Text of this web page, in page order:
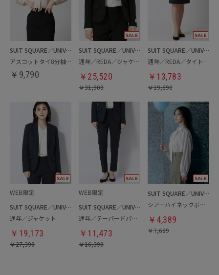
SUIT SQUARE／UNIVERSAL LANGUAGE／WHITE
アスコットタイ8分袖ブラウス
￥ 9,790
SUIT SQUARE／UNIVERSAL LANGUAGE／WHITE
通年／REDA／ジャケット
￥ 25,520
￥31,900
SUIT SQUARE／UNIVERSAL LANGUAGE／WHITE
通年／REDA／タイトスカート
￥ 13,783
￥19,690
SUIT SQUARE／UNIVERSAL LANGUAGE／WHITE
通年／ジャケット
￥ 19,173
￥27,390
SUIT SQUARE／UNIVERSAL LANGUAGE／WHITE
通年／テーパードパンツ
￥ 11,473
￥16,390
SUIT SQUARE／UNIVERSAL LANGUAGE／WHITE
シアーハイネックボウタイブラウス
￥ 4,389
￥7,689